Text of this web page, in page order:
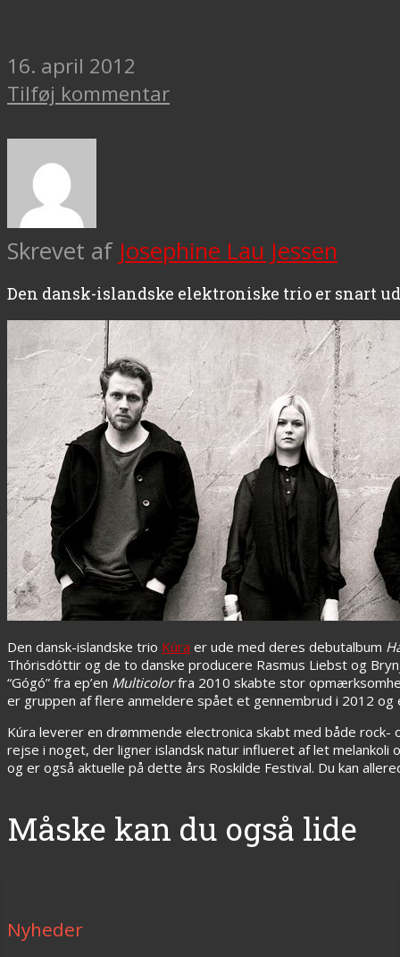
16. april 2012
Tilføj kommentar
Skrevet af Josephine Lau Jessen
Den dansk-islandske elektroniske trio er snart
Den dansk-islandske trio Kúra er ude med deres debutalbum
Thórisdóttir og de to danske producere Rasmus Liebst og
“Gógó” fra ep’en Multicolorfra 2010 skabte stor
er gruppen af flere anmeldere spået et gennembrud i 2012
Kúra leverer en drømmende electronica skabt med både
rejse i noget, der ligner islandsk natur influeret af let
og er også aktuelle på dette års Roskilde Festival. Du kan
Måske kan du også lide
Nyheder